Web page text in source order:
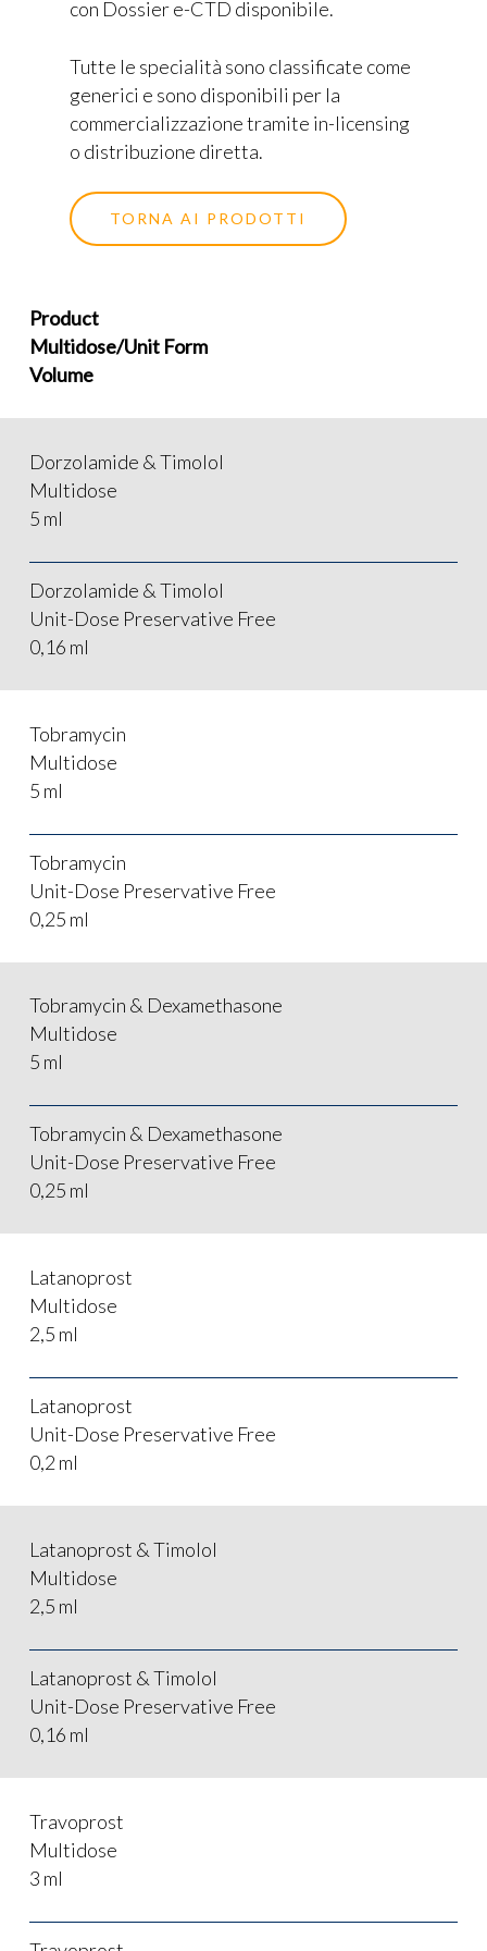
con Dossier e-CTD disponibile.
Tutte le specialità sono classificate come
generici e sono disponibili per la
commercializzazione tramite in-licensing
o distribuzione diretta.
TORNA AI PRODOTTI
Product
Multidose/Unit Form
Volume
Dorzolamide & Timolol
Multidose
5 ml
Dorzolamide & Timolol
Unit-Dose Preservative Free
0,16 ml
Tobramycin
Multidose
5 ml
Tobramycin
Unit-Dose Preservative Free
0,25 ml
Tobramycin & Dexamethasone
Multidose
5 ml
Tobramycin & Dexamethasone
Unit-Dose Preservative Free
0,25 ml
Latanoprost
Multidose
2,5 ml
Latanoprost
Unit-Dose Preservative Free
0,2 ml
Latanoprost & Timolol
Multidose
2,5 ml
Latanoprost & Timolol
Unit-Dose Preservative Free
0,16 ml
Travoprost
Multidose
3 ml